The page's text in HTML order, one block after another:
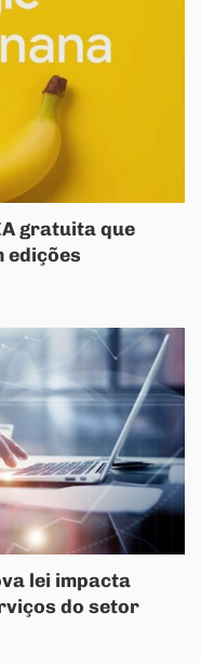
gratuita que
edições
lei impacta
do setor